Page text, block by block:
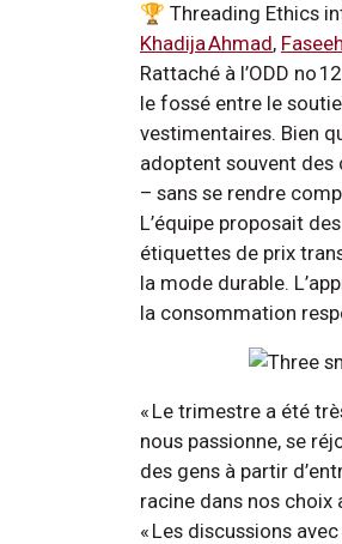
🏆 Threading Ethics
Khadija Ahmad,
Rattaché à l’ODD no
le fossé entre le
vestimentaires. Bien
adoptent souvent des
– sans se rendre
L’équipe proposait
étiquettes de prix
la mode durable.
la consommation
« Le trimestre a été
nous passionne, se
des gens à partir
racine dans nos choix
« Les discussions